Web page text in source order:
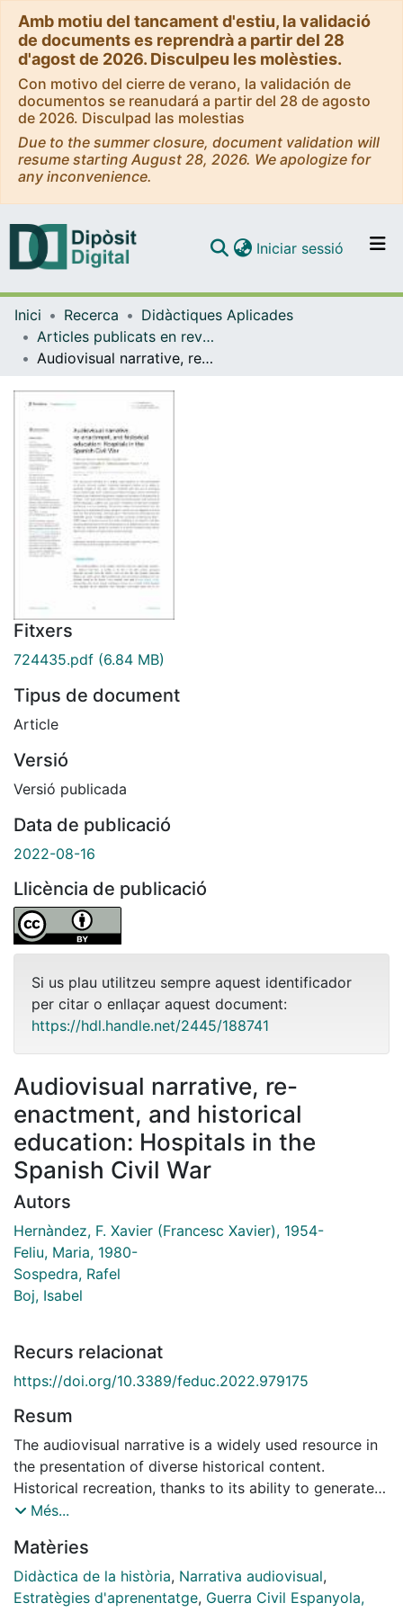
Amb motiu del tancament d'estiu, la validació
de documents es reprendrà a partir del 28
d'agost de 2026. Disculpeu les molèsties.
Con motivo del cierre de verano, la validación de
documentos se reanudará a partir del 28 de agosto
de 2026. Disculpad las molestias
Due to the summer closure, document validation will
resume starting August 28, 2026. We apologize for
any inconvenience.
Navega per tot el DD
Iniciar sessió (current)
Inici Recerca
Didàctiques Aplicades
Articles publicats en revistes (Didàctiques Aplicades)
Audiovisual narrative, re-enactment, and historical education: Hospitals in the Spanish Civil War
Fitxers
724435.pdf (6.84 MB)
Tipus de document
Article
Versió
Versió publicada
Data de publicació
2022-08-16
Llicència de publicació
Si us plau utilitzeu sempre aquest identificador
per citar o enllaçar aquest document:
https://hdl.handle.net/2445/188741
Audiovisual narrative, re-
enactment, and historical
education: Hospitals in the
Spanish Civil War
Autors
Hernàndez, F. Xavier (Francesc Xavier), 1954-
Feliu, Maria, 1980-
Sospedra, Rafel
Boj, Isabel
Recurs relacionat
https://doi.org/10.3389/feduc.2022.979175
Resum
The audiovisual narrative is a widely used resource in
the presentation of diverse historical content.
Historical recreation, thanks to its ability to generate
images of the past, when combined with the use of
generated imagery), allows optimization of audiovisual
narratives that present images and contexts of the
past and its heritage. From a perspective of promoting
Més...
Matèries
Didàctica de la història, Narrativa audiovisual,
Estratègies d'aprenentatge, Guerra Civil Espanyola,